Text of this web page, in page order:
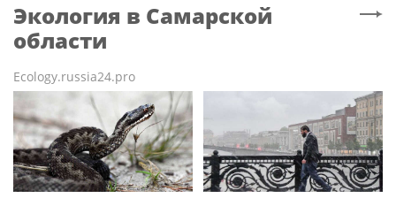
Экология в Самарской
области
Ecology.russia24.pro